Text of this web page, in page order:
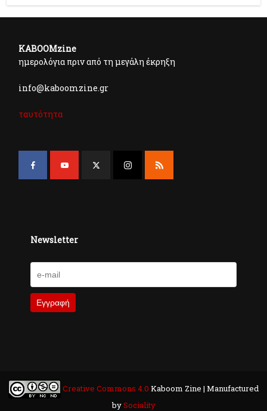
KABOOMzine
ημερολόγια πριν από τη μεγάλη έκρηξη
info@kaboomzine.gr
ταυτότητα
Newsletter
Creative Commons 4.0 Kaboom Zine | Manufactured
bySociality